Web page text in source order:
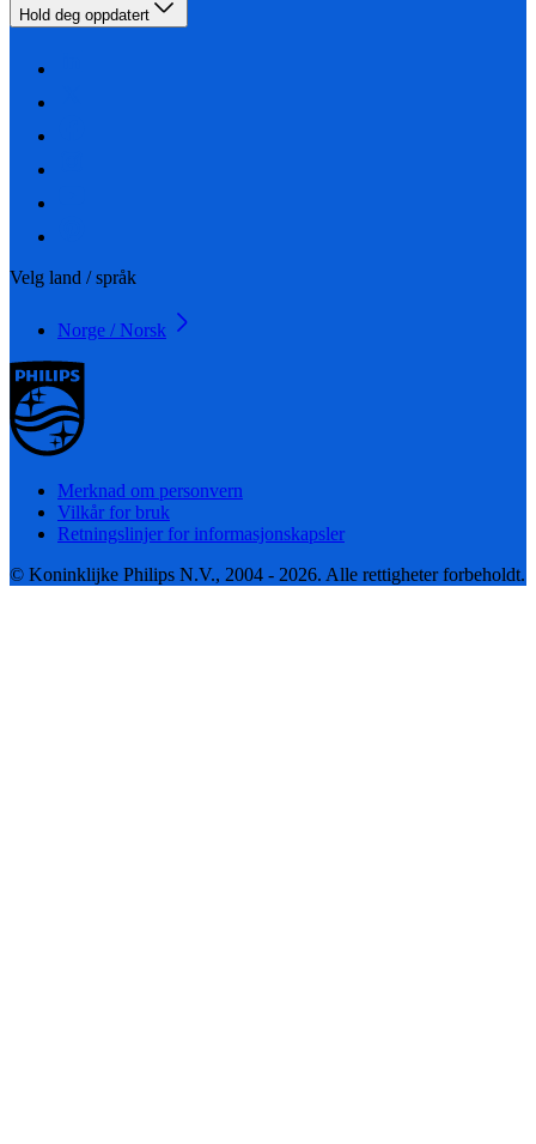
Hold deg oppdatert
Velg land / språk
Norge / Norsk
Merknad om personvern
Vilkår for bruk
Retningslinjer for informasjonskapsler
© Koninklijke Philips N.V., 2004 - 2026. Alle rettigheter forbeholdt.